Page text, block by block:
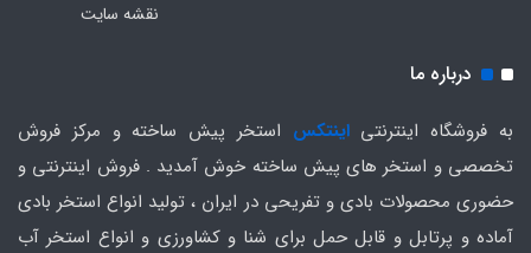
نقشه سایت
درباره ما
به فروشگاه اینترنتیاینتکس استخر پیش ساخته و مرکز فروش
تخصصی و استخر های پیش ساخته خوش آمدید . فروش اینترنتی و
حضوری محصولات بادی و تفریحی در ایران ، تولید انواع استخر بادی
آماده و پرتابل و قابل حمل برای شنا و کشاورزی و انواع استخر آب